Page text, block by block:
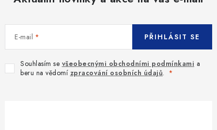
E-mail
Souhlasím se všeobecnými obchodními podmínkami a
beru na vědomí zpracování osobních údajů.
PŘIHLÁSIT SE